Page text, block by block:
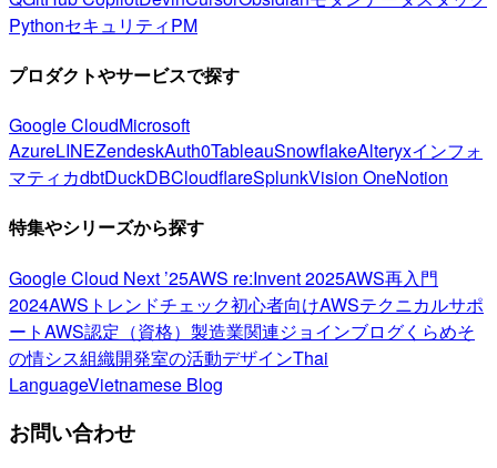
PythonセキュリティPM
プロダクトやサービスで探す
Google CloudMicrosoft
AzureLINEZendeskAuth0TableauSnowflakeAlteryxインフォ
マティカdbtDuckDBCloudflareSplunkVision OneNotion
特集やシリーズから探す
Google Cloud Next ’25AWS re:Invent 2025AWS再入門
2024AWSトレンドチェック初心者向けAWSテクニカルサポ
ートAWS認定（資格） 製造業関連ジョインブログくらめそ
の情シス組織開発室の活動デザインThai
LanguageVietnamese Blog
お問い合わせ